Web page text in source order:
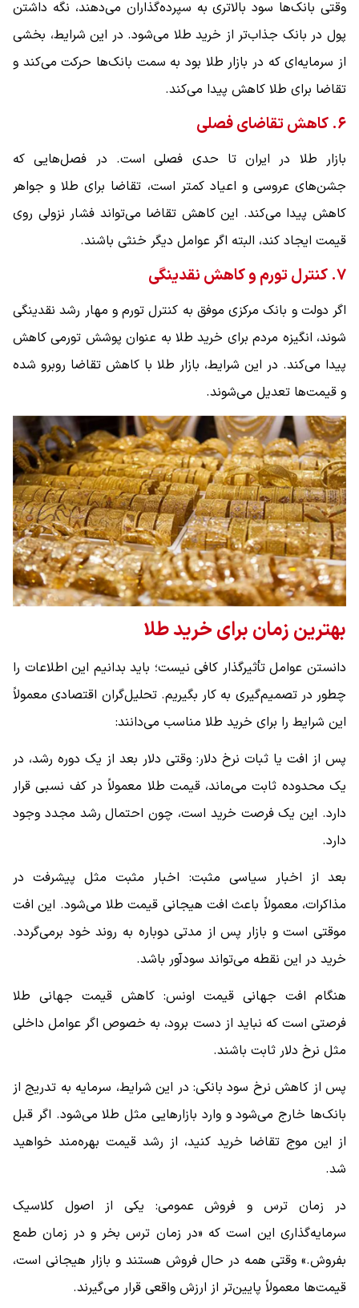
وقتی بانک‌ها سود بالاتری به سپرده‌گذاران می‌دهند، نگه داشتن
پول در بانک جذاب‌تر از خرید طلا می‌شود. در این شرایط، بخشی
از سرمایه‌ای که در بازار طلا بود به سمت بانک‌ها حرکت می‌کند و
تقاضا برای طلا کاهش پیدا می‌کند.
۶. کاهش تقاضای فصلی
بازار طلا در ایران تا حدی فصلی است. در فصل‌هایی که
جشن‌های عروسی و اعیاد کمتر است، تقاضا برای طلا و جواهر
کاهش پیدا می‌کند. این کاهش تقاضا می‌تواند فشار نزولی روی
قیمت ایجاد کند، البته اگر عوامل دیگر خنثی باشند.
۷. کنترل تورم و کاهش نقدینگی
اگر دولت و بانک مرکزی موفق به کنترل تورم و مهار رشد نقدینگی
شوند، انگیزه مردم برای خرید طلا به عنوان پوشش تورمی کاهش
پیدا می‌کند. در این شرایط، بازار طلا با کاهش تقاضا روبرو شده
و قیمت‌ها تعدیل می‌شوند.
بهترین زمان برای خرید طلا
دانستن عوامل تأثیرگذار کافی نیست؛ باید بدانیم این اطلاعات را
چطور در تصمیم‌گیری به کار بگیریم. تحلیل‌گران اقتصادی معمولاً
این شرایط را برای خرید طلا مناسب می‌دانند:
پس از افت یا ثبات نرخ دلار: وقتی دلار بعد از یک دوره رشد، در
یک محدوده ثابت می‌ماند، قیمت طلا معمولاً در کف نسبی قرار
دارد. این یک فرصت خرید است، چون احتمال رشد مجدد وجود
دارد.
بعد از اخبار سیاسی مثبت: اخبار مثبت مثل پیشرفت در
مذاکرات، معمولاً باعث افت هیجانی قیمت طلا می‌شود. این افت
موقتی است و بازار پس از مدتی دوباره به روند خود برمی‌گردد.
خرید در این نقطه می‌تواند سودآور باشد.
هنگام افت جهانی قیمت اونس: کاهش قیمت جهانی طلا
فرصتی است که نباید از دست برود، به خصوص اگر عوامل داخلی
مثل نرخ دلار ثابت باشند.
پس از کاهش نرخ سود بانکی: در این شرایط، سرمایه به تدریج از
بانک‌ها خارج می‌شود و وارد بازارهایی مثل طلا می‌شود. اگر قبل
از این موج تقاضا خرید کنید، از رشد قیمت بهره‌مند خواهید
شد.
در زمان ترس و فروش عمومی: یکی از اصول کلاسیک
سرمایه‌گذاری این است که «در زمان ترس بخر و در زمان طمع
بفروش.» وقتی همه در حال فروش هستند و بازار هیجانی است،
قیمت‌ها معمولاً پایین‌تر از ارزش واقعی قرار می‌گیرند.